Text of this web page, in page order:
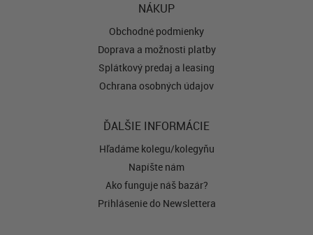
NÁKUP
Obchodné podmienky
Doprava a možnosti platby
Splátkový predaj a leasing
Ochrana osobných údajov
ĎALŠIE INFORMÁCIE
Hľadáme kolegu/kolegyňu
Napíšte nám
Ako funguje náš bazár?
Prihlásenie do Newslettera